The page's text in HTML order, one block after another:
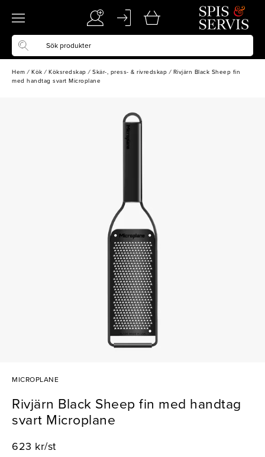
Hem / Kök / Köksredskap / Skär-, press- & rivredskap / Rivjärn Black Sheep fin
med handtag svart Microplane
MICROPLANE
Rivjärn Black Sheep fin med handtag
svart Microplane
623 kr/st